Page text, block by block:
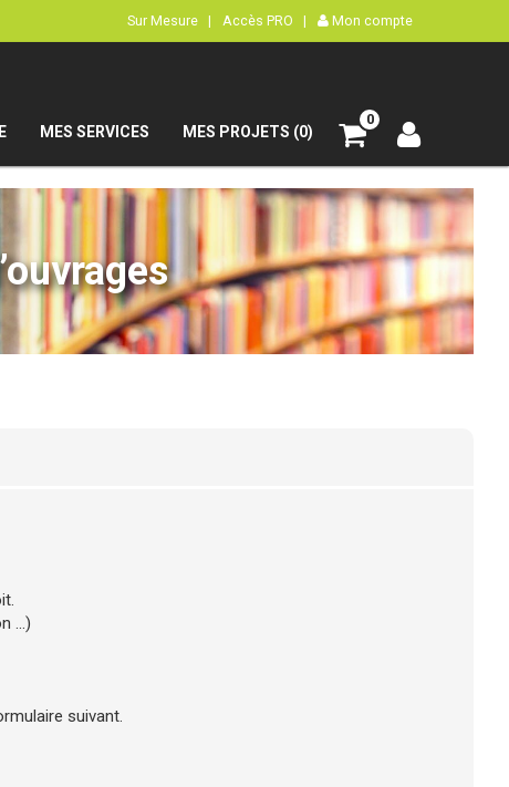
Sur Mesure | Accès PRO | Mon compte
MES SERVICES MES PROJETS (0)
0
...)
suivant.